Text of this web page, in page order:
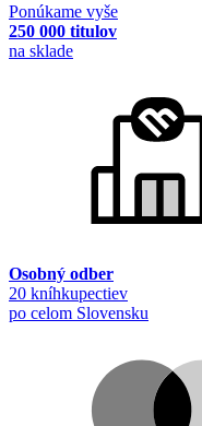
Ponúkame vyše
250 000 titulov
na sklade
Osobný odber
20 kníhkupectiev
po celom Slovensku